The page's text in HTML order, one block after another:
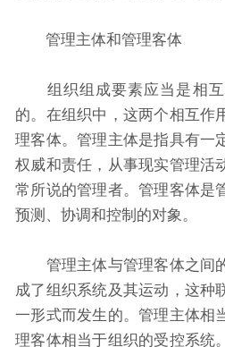
管理主体和管理客体
组织组成要素应当是相互
的。在组织中，这两个相互作
理客体。管理主体是指具有一
权威和责任，从事现实管理活
常所说的管理者。管理客体是
预测、协调和控制的对象。
管理主体与管理客体之间
成了组织系统及其运动，这种
一形式而发生的。管理主体相
理客体相当于组织的受控系统